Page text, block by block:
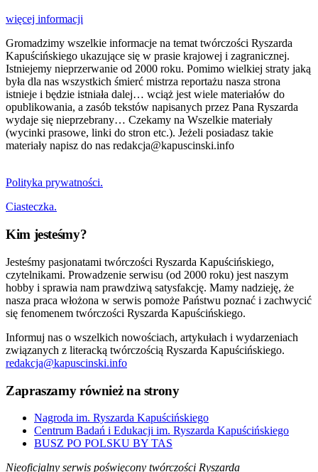
więcej informacji
Gromadzimy wszelkie informacje na temat twórczości Ryszarda
Kapuścińskiego ukazujące się w prasie krajowej i zagranicznej.
Istniejemy nieprzerwanie od 2000 roku. Pomimo wielkiej straty jaką
była dla nas wszystkich śmierć mistrza reportażu nasza strona
istnieje i będzie istniała dalej… wciąż jest wiele materiałów do
opublikowania, a zasób tekstów napisanych przez Pana Ryszarda
wydaje się nieprzebrany… Czekamy na Wszelkie materiały
(wycinki prasowe, linki do stron etc.). Jeżeli posiadasz takie
materiały napisz do nas redakcja@kapuscinski.info
Polityka prywatności.
Ciasteczka.
Kim jesteśmy?
Jesteśmy pasjonatami twórczości Ryszarda Kapuścińskiego,
czytelnikami. Prowadzenie serwisu (od 2000 roku) jest naszym
hobby i sprawia nam prawdziwą satysfakcję. Mamy nadzieję, że
nasza praca włożona w serwis pomoże Państwu poznać i zachwycić
się fenomenem twórczości Ryszarda Kapuścińskiego.
Informuj nas o wszelkich nowościach, artykułach i wydarzeniach
związanych z literacką twórczością Ryszarda Kapuścińskiego.
redakcja@kapuscinski.info
Zapraszamy również na strony
Nagroda im. Ryszarda Kapuścińskiego
Centrum Badań i Edukacji im. Ryszarda Kapuścińskiego
BUSZ PO POLSKU BY TAS
Nieoficjalny serwis poświęcony twórczości Ryszarda